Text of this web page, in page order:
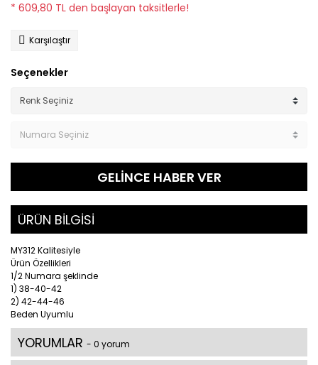
* 609,80 TL den başlayan taksitlerle!
Karşılaştır
Seçenekler
GELİNCE HABER VER
ÜRÜN BİLGİSİ
MY312 Kalitesiyle
Ürün Özellikleri
1/2 Numara şeklinde
1) 38-40-42
2) 42-44-46
Beden Uyumlu
YORUMLAR - 0 yorum